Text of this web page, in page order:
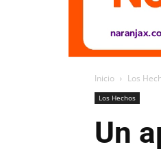
Inicio Los
Los Hechos
Un